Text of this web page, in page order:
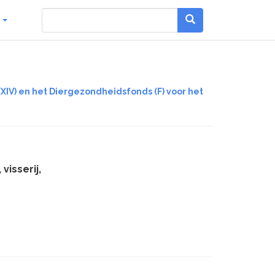
en het Diergezondheidsfonds (F) voor het
visserij,